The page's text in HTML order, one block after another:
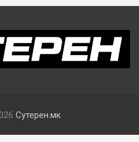
Сутерен.мк